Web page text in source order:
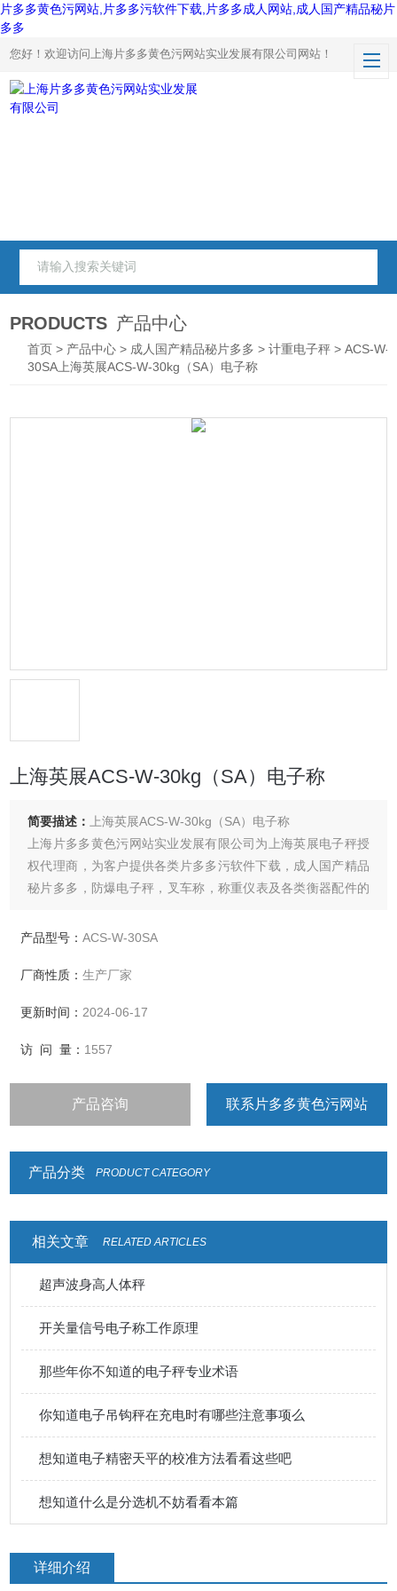
片多多黄色污网站,片多多污软件下载,片多多成人网站,成人国产精品秘片
多多
您好！欢迎访问上海片多多黄色污网站实业发展有限公司网站！
PRODUCTS 产品中心
首页 > 产品中心 > 成人国产精品秘片多多 >计重电子秤 > ACS-W-
30SA上海英展ACS-W-30kg（SA）电子称
上海英展ACS-W-30kg（SA）电子称
简要描述：
上海英展ACS-W-30kg（SA）电子称
上海片多多黄色污网站实业发展有限公司为上海英展电子秤授
权代理商，为客户提供各类片多多污软件下载，成人国产精品
秘片多多，防爆电子秤，叉车称，称重仪表及各类衡器配件的
产品型号：ACS-W-30SA
厂商性质：生产厂家
更新时间： 2024-06-17
访 问 量： 1557
产品咨询 联系片多多黄色污网站
产品分类 PRODUCT CATEGORY
相关文章 RELATED ARTICLES
超声波身高人体秤
开关量信号电子称工作原理
那些年你不知道的电子秤专业术语
你知道电子吊钩秤在充电时有哪些注意事项么
想知道电子精密天平的校准方法看看这些吧
想知道什么是分选机不妨看看本篇
详细介绍